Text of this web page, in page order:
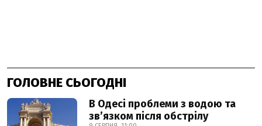
ГОЛОВНЕ СЬОГОДНІ
В Одесі проблеми з водою та
звʼязком після обстрілу